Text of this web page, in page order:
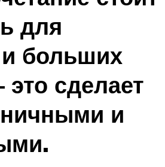
для
больших
сделает
и